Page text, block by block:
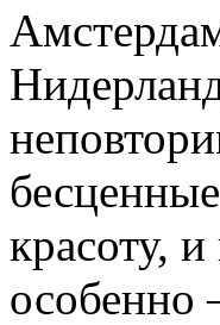
красоту,
особенно